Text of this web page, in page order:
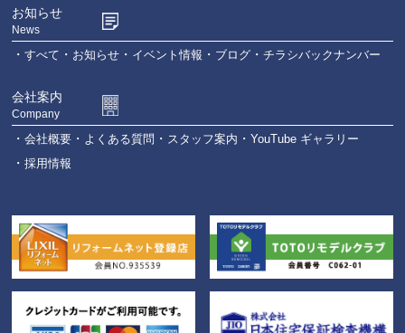
お知らせ
News
すべて お知らせ イベント情報 ブログ チラシバックナンバー
会社案内
Company
会社概要 よくある質問 スタッフ案内
YouTube ギャラリー
採用情報